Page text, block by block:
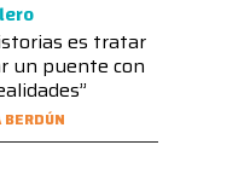
es tratar
un puente con